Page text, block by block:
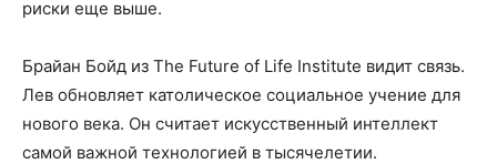
риски еще выше.
Брайан Бойд из The Future of Life Institute видит связь.
Лев обновляет католическое социальное учение для
нового века. Он считает искусственный интеллект
самой важной технологией в тысячелетии.